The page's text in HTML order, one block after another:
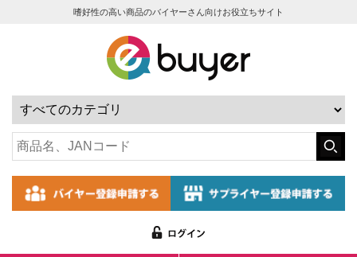
嗜好性の高い商品のバイヤーさん向けお役立ちサイト